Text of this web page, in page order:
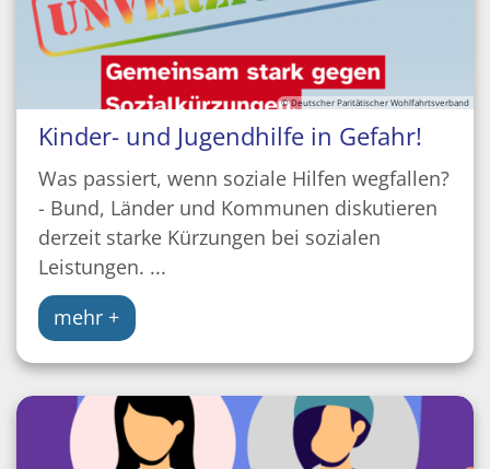
© Deutscher Paritätischer Wohlfahrtsverband
Kinder- und Jugendhilfe in Gefahr!
Was passiert, wenn soziale Hilfen wegfallen?
- Bund, Länder und Kommunen diskutieren
derzeit starke Kürzungen bei sozialen
Leistungen. ...
mehr +